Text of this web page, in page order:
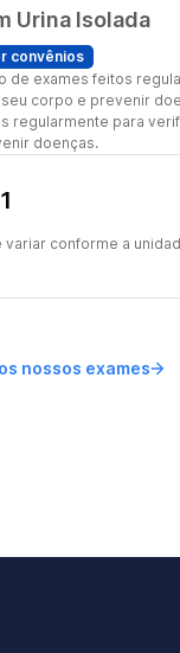
Urina Isolada
convênios
de exames feitos
corpo e prevenir
regularmente para
doenças.
variar conforme a
nossos exames